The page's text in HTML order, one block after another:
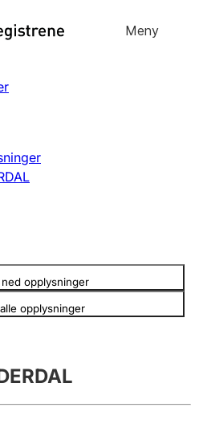
til
Meny
ned opplysninger
opplysninger